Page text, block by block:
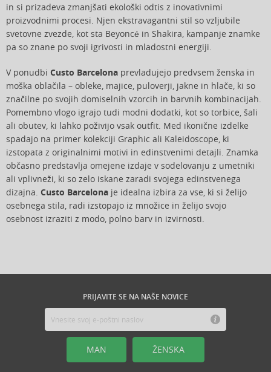
in si prizadeva zmanjšati ekološki odtis z inovativnimi
proizvodnimi procesi. Njen ekstravagantni stil so vzljubile
svetovne zvezde, kot sta Beyoncé in Shakira, kampanje znamke
pa so znane po svoji igrivosti in mladostni energiji.
V ponudbi Custo Barcelona prevladujejo predvsem ženska in
moška oblačila – obleke, majice, puloverji, jakne in hlače, ki so
značilne po svojih domiselnih vzorcih in barvnih kombinacijah.
Pomembno vlogo igrajo tudi modni dodatki, kot so torbice, šali
ali obutev, ki lahko poživijo vsak outfit. Med ikonične izdelke
spadajo na primer kolekciji Graphic ali Kaleidoscope, ki
izstopata z originalnimi motivi in edinstvenimi detajli. Znamka
občasno predstavlja omejene izdaje v sodelovanju z umetniki
ali vplivneži, ki so zelo iskane zaradi svojega edinstvenega
dizajna. Custo Barcelona je idealna izbira za vse, ki si želijo
osebnega stila, radi izstopajo iz množice in želijo svojo
osebnost izraziti z modo, polno barv in izvirnosti.
PRIJAVITE SE NA NAŠE NOVICE
MAN ŽENSKA